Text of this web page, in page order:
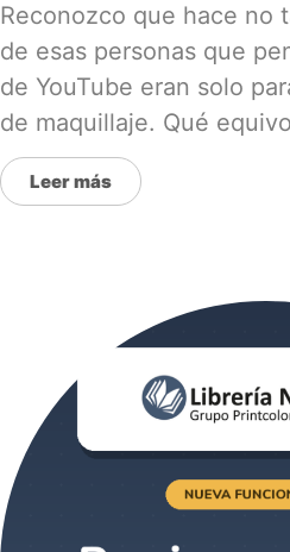
Reconozco que hace no
de esas personas que
de YouTube eran solo
de maquillaje. Qué
Leer más